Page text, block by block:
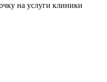
на услуги клиники